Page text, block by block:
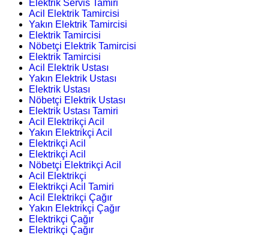
Elektrik Servis Tamiri
Acil Elektrik Tamircisi
Yakın Elektrik Tamircisi
Elektrik Tamircisi
Nöbetçi Elektrik Tamircisi
Elektrik Tamircisi
Acil Elektrik Ustası
Yakın Elektrik Ustası
Elektrik Ustası
Nöbetçi Elektrik Ustası
Elektrik Ustası Tamiri
Acil Elektrikçi Acil
Yakın Elektrikçi Acil
Elektrikçi Acil
Elektrikçi Acil
Nöbetçi Elektrikçi Acil
Acil Elektrikçi
Elektrikçi Acil Tamiri
Acil Elektrikçi Çağır
Yakın Elektrikçi Çağır
Elektrikçi Çağır
Elektrikçi Çağır